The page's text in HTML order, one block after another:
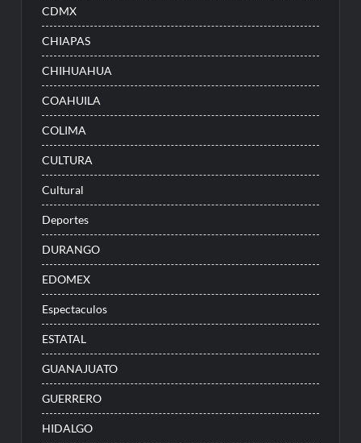
CDMX
CHIAPAS
CHIHUAHUA
COAHUILA
COLIMA
CULTURA
Cultural
Deportes
DURANGO
EDOMEX
Espectaculos
ESTATAL
GUANAJUATO
GUERRERO
HIDALGO